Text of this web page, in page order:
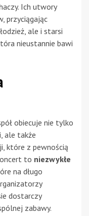
Ich utwory
przyciągając
ale i starsi
nieustannie bawi
obiecuje nie tylko
ale także
które z pewnością
to niezwykłe
na długo
dostarczy
zabawy.